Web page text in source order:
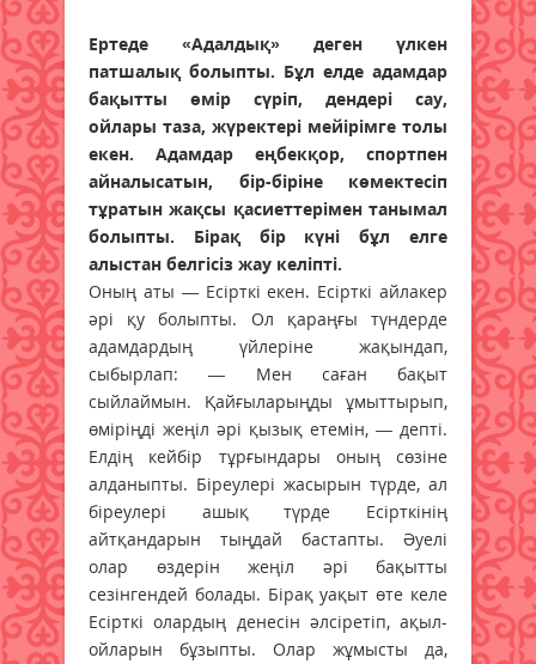
Ертеде «Адалдық» деген үлкен
патшалық болыпты. Бұл елде адамдар
бақытты өмір сүріп, дендері сау,
ойлары таза, жүректері мейірімге толы
екен. Адамдар еңбекқор, спортпен
айналысатын, бір-біріне көмектесіп
тұратын жақсы қасиеттерімен танымал
болыпты. Бірақ бір күні бұл елге
алыстан белгісіз жау келіпті.
Оның аты — Есірткі екен. Есірткі айлакер
әрі қу болыпты. Ол қараңғы түндерде
адамдардың үйлеріне жақындап,
сыбырлап: — Мен саған бақыт
сыйлаймын. Қайғыларыңды ұмыттырып,
өміріңді жеңіл әрі қызық етемін, — депті.
Елдің кейбір тұрғындары оның сөзіне
алданыпты. Біреулері жасырын түрде, ал
біреулері ашық түрде Есірткінің
айтқандарын тыңдай бастапты. Әуелі
олар өздерін жеңіл әрі бақытты
сезінгендей болады. Бірақ уақыт өте келе
Есірткі олардың денесін әлсіретіп, ақыл-
ойларын бұзыпты. Олар жұмысты да,